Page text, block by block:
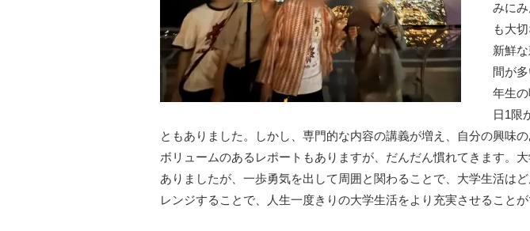
みに
も大
新鮮
間が
年生
日1限
ともありました。しかし、専門的な内容の講義が増え、自分の興味
ボリュームのあるレポートもありますが、だんだん慣れてきます。
ありましたが、一歩勇気を出して周囲と関わることで、大学生活は
レンジすることで、人生一度きりの大学生活をより充実させることが